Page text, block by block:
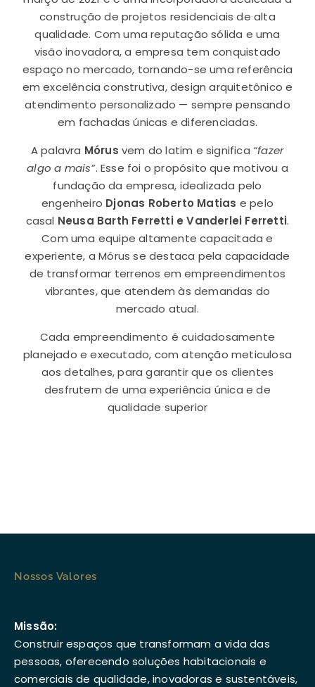
construção de projetos residenciais de alta
qualidade. Com uma reputação sólida e uma
visão inovadora, a empresa tem conquistado
espaço no mercado, tornando-se uma referência
em excelência construtiva, design arquitetônico e
atendimento personalizado — sempre pensando
em fachadas únicas e diferenciadas.
A palavra Mórus vem do latim e significa “fazer
algo a mais”. Esse foi o propósito que motivou a
fundação da empresa, idealizada pelo
engenheiro Djonas Roberto Matias e pelo
casal Neusa Barth Ferretti e Vanderlei Ferretti.
Com uma equipe altamente capacitada e
experiente, a Mórus se destaca pela capacidade
de transformar terrenos em empreendimentos
vibrantes, que atendem às demandas do
mercado atual.
Cada empreendimento é cuidadosamente
planejado e executado, com atenção meticulosa
aos detalhes, para garantir que os clientes
desfrutem de uma experiência única e de
qualidade superior
Nossos Valores
Missão:
Construir espaços que transformam a vida das
pessoas, oferecendo soluções habitacionais e
comerciais de qualidade, inovadoras e sustentáveis,